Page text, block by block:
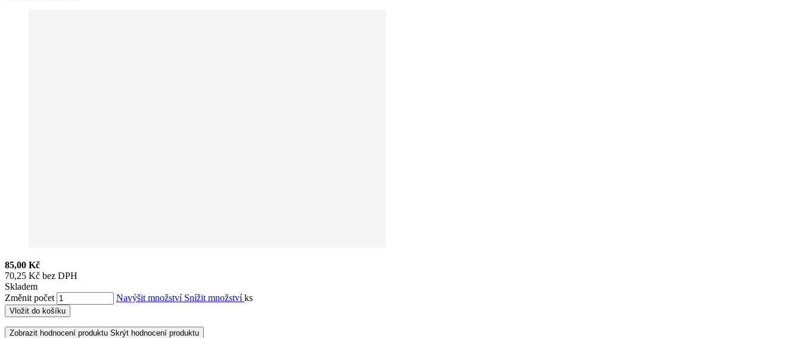
85,00 Kč
70,25 Kč bez DPH
Skladem
Změnit počet
Navýšit množství Snížit množstvíks
Vložit do košíku
Zobrazit hodnocení produktu Skrýt hodnocení produktu